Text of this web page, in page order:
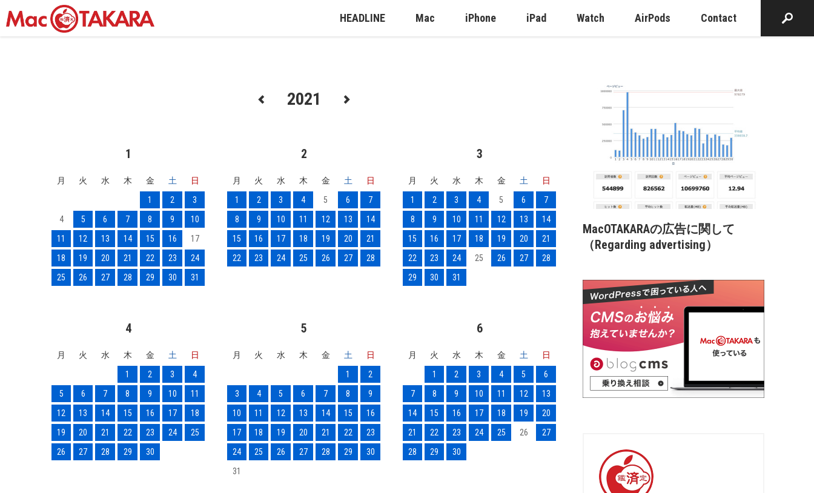
HEADLINE Mac iPhone iPad Watch AirPods Contact
2021
1
月 火 水 木 金 土
日
1
2
3
4
5 6 7 8 9
10
11
12 13 14 15 16
17
18
19 20 21 22 23
24
25
26 27 28 29 30 31
2
月 火 水 木 金 土
日
1
2 3 4 5 6
7
8
9 10 11 12 13
14
15
16 17 18 19 20
21
22
23 24 25 26 27 28
3
月 火 水 木 金 土
日
1
2 3 4 5 6
7
8
9 10 11 12 13
14
15
16 17 18 19 20
21
22
23 24 25 26 27
28
29
30 31
4
月 火 水 木 金 土
日
1
2 3
4
5
6 7 8 9 10
11
12
13 14 15 16 17
18
19
20 21 22 23 24
25
26
27 28 29 30
5
月 火 水 木 金 土
日
1
2
3
4 5 6 7 8
9
10
11 12 13 14 15
16
17
18 19 20 21 22
23
24
25 26 27 28 29
30
31
6
月 火 水 木 金 土
日
1
2 3 4 5
6
7
8 9 10 11 12
13
14
15 16 17 18 19
20
21
22 23 24 25 26
27
28
29 30
MacOTAKARAの広告に関して
（Regarding advertising）